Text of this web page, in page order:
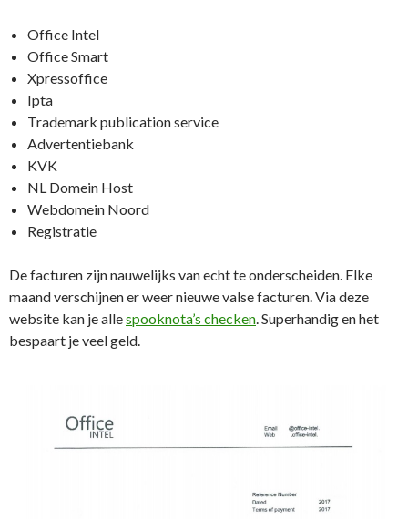
Office Intel
Office Smart
Xpressoffice
Ipta
Trademark publication service
Advertentiebank
KVK
NL Domein Host
Webdomein Noord
Registratie
De facturen zijn nauwelijks van echt te onderscheiden. Elke
maand verschijnen er weer nieuwe valse facturen. Via deze
website kan je allespooknota’s checken. Superhandig en het
bespaart je veel geld.